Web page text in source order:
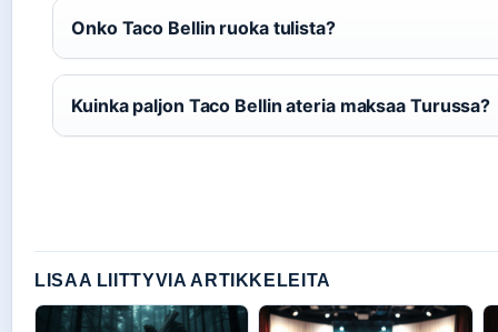
Onko Taco Bellin ruoka tulista?
Kuinka paljon Taco Bellin ateria maksaa Turussa?
LISAA LIITTYVIA ARTIKKELEITA